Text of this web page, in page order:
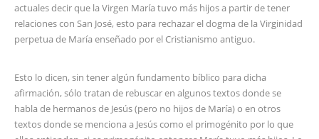
actuales decir que la Virgen María tuvo más hijos a partir de tener
relaciones con San José, esto para rechazar el dogma de la Virginidad
perpetua de María enseñado por el Cristianismo antiguo.
Esto lo dicen, sin tener algún fundamento bíblico para dicha
afirmación, sólo tratan de rebuscar en algunos textos donde se
habla de hermanos de Jesús (pero no hijos de María) o en otros
textos donde se menciona a Jesús como el primogénito por lo que